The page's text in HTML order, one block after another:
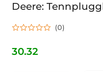
Deere:
(0)
Cena:
30.32